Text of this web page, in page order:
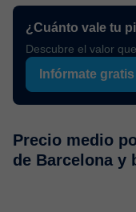
¿Cuánto vale tu
Descubre el valor
Infórmate gratis
Precio medio
de Barcelona y